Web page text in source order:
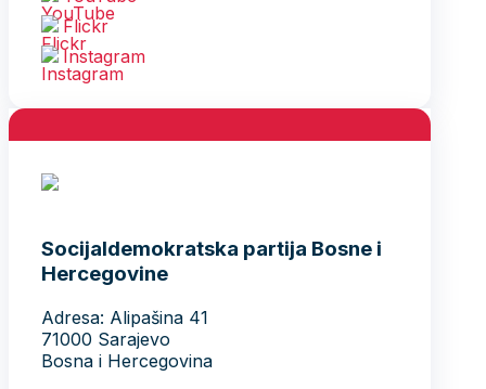
Flickr
Instagram
Socijaldemokratska partija Bosne i
Hercegovine
Adresa: Alipašina 41
71000 Sarajevo
Bosna i Hercegovina